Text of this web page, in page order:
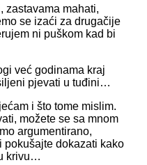
zastavama mahati,
se izaći za drugačije
ni puškom kad bi
već godinama kraj
pjevati u tuđini…
i što tome mislim.
možete se sa mnom
argumentirano,
pokušajte dokazati kako
krivu…